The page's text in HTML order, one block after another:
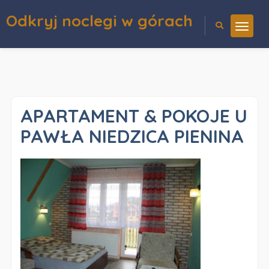
Odkryj noclegi w górach
APARTAMENT & POKOJE U
PAWŁA NIEDZICA PIENINA